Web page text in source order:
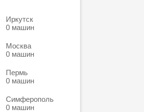
Иркутск
0 машин
Москва
0 машин
Пермь
0 машин
Симферополь
0 машин